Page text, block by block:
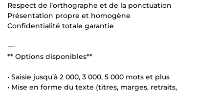
Respect de l’orthographe et de la ponctuation
Présentation propre et homogène
Confidentialité totale garantie
---
** Options disponibles**
• Saisie jusqu’à 2 000, 3 000, 5 000 mots et plus
• Mise en forme du texte (titres, marges, retraits,